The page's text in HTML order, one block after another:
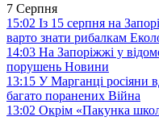
7 Серпня
15:02 Із 15 серпня на
варто знати рибалкам
14:03 На Запоріжжі у
порушень Новини
13:15 У Марганці росіяни
багато поранених Війна
13:02 Окрім «Пакунка